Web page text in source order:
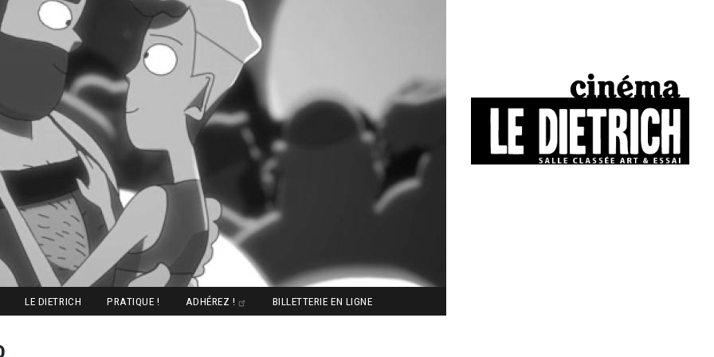
LE DIETRICH PRATIQUE ! ADHÉREZ ! BILLETTERIE EN LIGNE